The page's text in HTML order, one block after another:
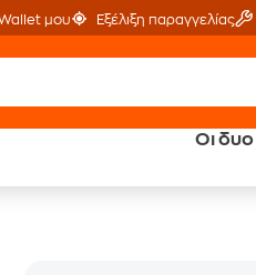
μου Εξέλιξη παραγγελίας
Οι
Έλα